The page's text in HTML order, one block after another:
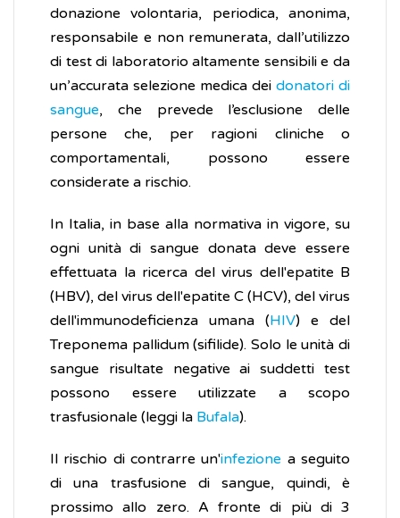
donazione volontaria, periodica, anonima,
responsabile e non remunerata, dall’utilizzo
di test di laboratorio altamente sensibili e da
un’accurata selezione medica dei donatori di
sangue, che prevede l’esclusione delle
persone che, per ragioni cliniche o
comportamentali, possono essere
considerate a rischio.
In Italia, in base alla normativa in vigore, su
ogni unità di sangue donata deve essere
effettuata la ricerca del virus dell'epatite B
(HBV), del virus dell'epatite C (HCV), del virus
dell'immunodeficienza umana (HIV) e del
Treponema pallidum (sifilide). Solo le unità di
sangue risultate negative ai suddetti test
possono essere utilizzate a scopo
trasfusionale (leggi la Bufala).
Il rischio di contrarre un'infezione a seguito
di una trasfusione di sangue, quindi, è
prossimo allo zero. A fronte di più di 3